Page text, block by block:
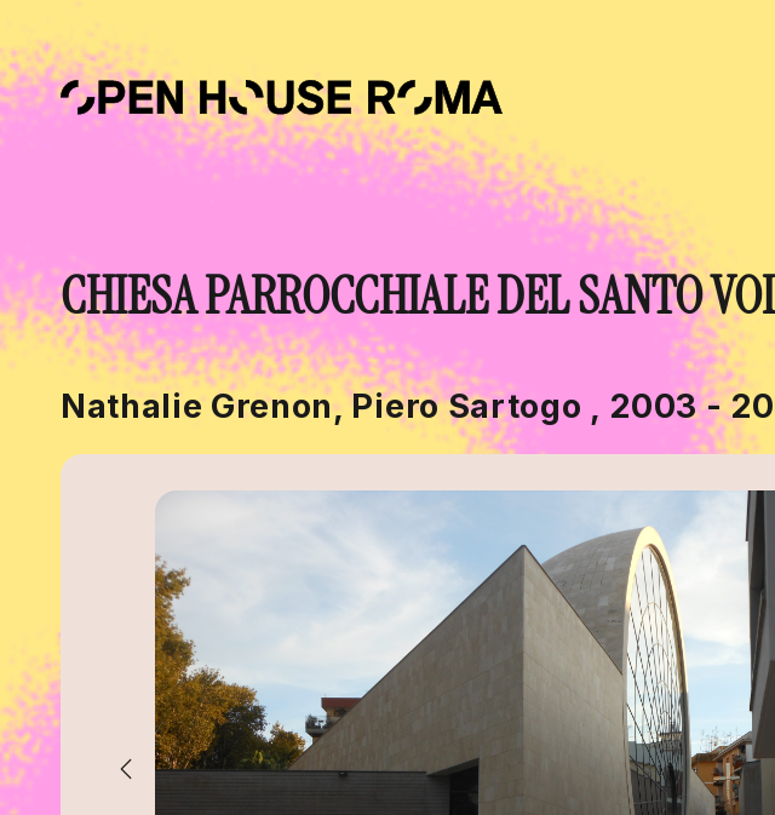
CHIESA PARROCCHIALE DEL SANTO
Nathalie Grenon, Piero Sartogo , 2003 -